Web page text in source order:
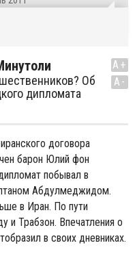
Об
дипломата
A+
A-
договора
барон Юлий фон
побывал в
Абдулмеджидом.
в Иран. По пути
и Трабзон. Впечатления о
в своих дневниках.